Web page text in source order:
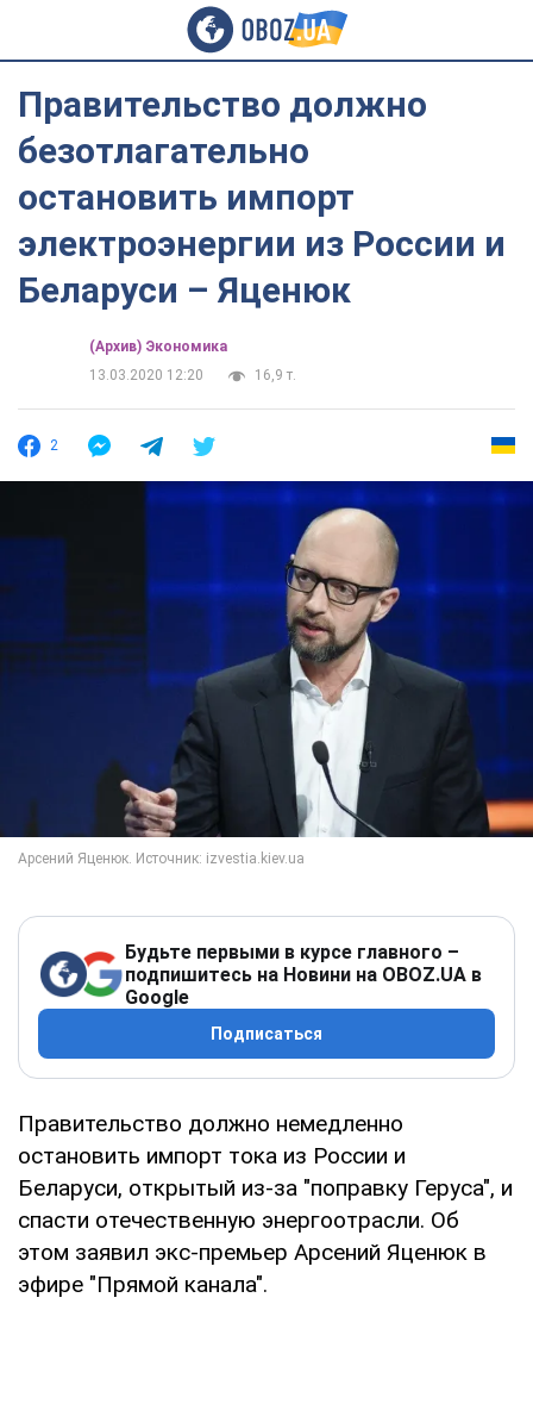
Правительство должно
безотлагательно
остановить импорт
электроэнергии из России и
Беларуси – Яценюк
(Архив) Экономика
13.03.2020 12:20
16,9 т.
2
Будьте первыми в курсе главного –
подпишитесь на Новини на OBOZ.UA в
Google
Подписаться
Правительство должно немедленно
остановить импорт тока из России и
Беларуси, открытый из-за "поправку Геруса", и
спасти отечественную энергоотрасли. Об
этом заявил экс-премьер Арсений Яценюк в
эфире "Прямой канала".